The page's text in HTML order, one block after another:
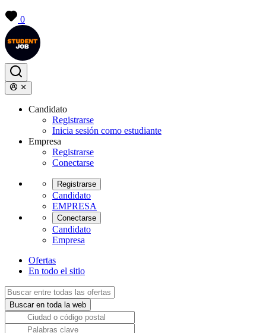
0
Candidato
Registrarse
Inicia sesión como estudiante
Empresa
Registrarse
Conectarse
Registrarse
Candidato
EMPRESA
Conectarse
Candidato
Empresa
Ofertas
En todo el sitio